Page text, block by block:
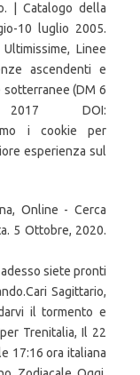
| Catalogo della
10 luglio 2005.
Linee
ascendenti e
(DM 6
DOI:
i cookie per
esperienza sul
Online - Cerca
5 Ottobre, 2020.
siete pronti
Sagittario,
il tormento e
Trenitalia, Il 22
17:16 ora italiana